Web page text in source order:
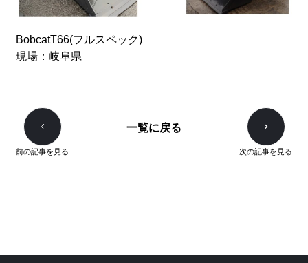
BobcatT66(フルスペック)
現場：岐阜県
前の記事を見る
一覧に戻る
次の記事を見る